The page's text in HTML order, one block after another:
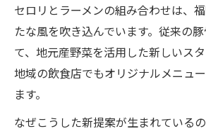
セロリとラーメンの組み合わせは、
たな風を吹き込んでいます。従来の
て、地元産野菜を活用した新しいスタ
地域の飲食店でもオリジナルメニュ
ます。
なぜこうした新提案が生まれている